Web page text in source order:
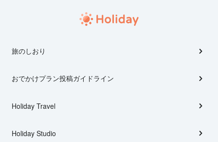
旅のしおり
おでかけプラン投稿ガイドライン
Holiday Travel
Holiday Studio